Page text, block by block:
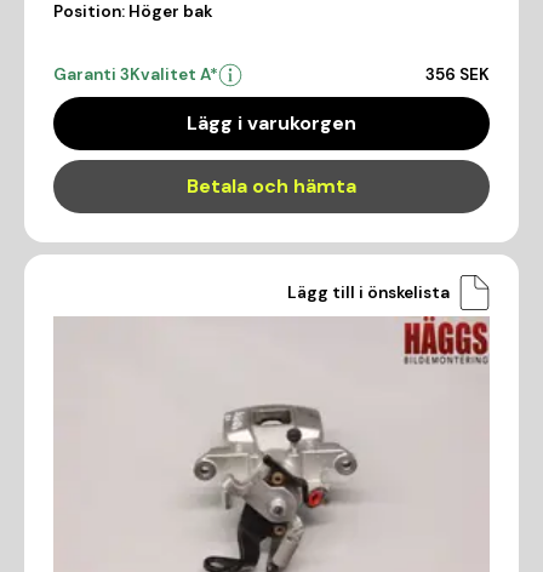
Position: Höger bak
Garanti 3Kvalitet A* 356 SEK
Lägg i varukorgen
Betala och hämta
Lägg till i önskelista